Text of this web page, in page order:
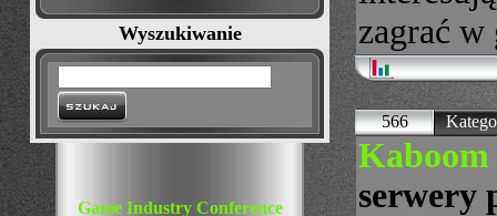
Wyszukiwanie
Game Industry Conference
zagrać
566
Kaboom
serwery